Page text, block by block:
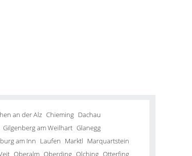
an der Alz Chieming Dachau
Gilgenberg am Weilhart Glanegg
am Inn Laufen Marktl Marquartstein
Oberalm Oberding Olching Otterfing